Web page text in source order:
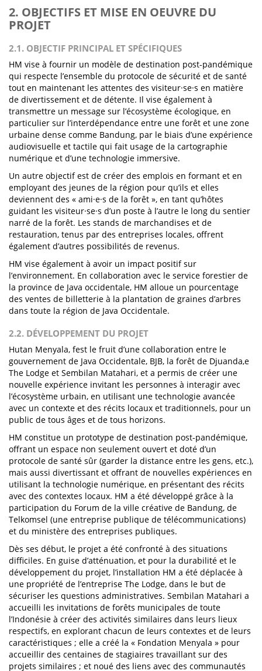
2. OBJECTIFS ET MISE EN OEUVRE DU
PROJET
2.1. OBJECTIF PRINCIPAL ET SPÉCIFIQUES
HM vise à fournir un modèle de destination post-pandémique
qui respecte l’ensemble du protocole de sécurité et de santé
tout en maintenant les attentes des visiteur·se·s en matière
de divertissement et de détente. Il vise également à
transmettre un message sur l’écosystème écologique, en
particulier sur l’interdépendance entre une forêt et une zone
urbaine dense comme Bandung, par le biais d’une expérience
audiovisuelle et tactile qui fait usage de la cartographie
numérique et d’une technologie immersive.
Un autre objectif est de créer des emplois en formant et en
employant des jeunes de la région pour qu’ils et elles
deviennent des « ami·e·s de la forêt », en tant qu’hôtes
guidant les visiteur·se·s d’un poste à l’autre le long du sentier
narré de la forêt. Les stands de marchandises et de
restauration, tenus par des entreprises locales, offrent
également d’autres possibilités de revenus.
HM vise également à avoir un impact positif sur
l’environnement. En collaboration avec le service forestier de
la province de Java occidentale, HM alloue un pourcentage
des ventes de billetterie à la plantation de graines d’arbres
dans toute la région de Java Occidentale.
2.2. DÉVELOPPEMENT DU PROJET
Hutan Menyala, fest le fruit d’une collaboration entre le
gouvernement de Java Occidentale, BJB, la forêt de Djuanda,e
The Lodge et Sembilan Matahari, et a permis de créer une
nouvelle expérience invitant les personnes à interagir avec
l’écosystème urbain, en utilisant une technologie avancée
avec un contexte et des récits locaux et traditionnels, pour un
public de tous âges et de tous horizons.
HM constitue un prototype de destination post-pandémique,
offrant un espace non seulement ouvert et doté d’un
protocole de santé sûr (garder la distance entre les gens, etc.),
mais aussi divertissant et offrant de nouvelles expériences en
utilisant la technologie numérique, en présentant des récits
avec des contextes locaux. HM a été développé grâce à la
participation du Forum de la ville créative de Bandung, de
Telkomsel (une entreprise publique de télécommunications)
et du ministère des entreprises publiques.
Dès ses début, le projet a été confronté à des situations
difficiles. En guise d’atténuation, et pour la durabilité et le
développement du projet, l’installation HM a été déplacée à
une propriété de l’entreprise The Lodge, dans le but de
sécuriser les questions administratives. Sembilan Matahari a
accueilli les invitations de forêts municipales de toute
l’Indonésie à créer des activités similaires dans leurs lieux
respectifs, en explorant chacun de leurs contextes et de leurs
caractéristiques ; elle a créé la « Fondation Menyala » pour
accueillir des centaines de stagiaires travaillant sur des
projets similaires ; et noué des liens avec des communautés